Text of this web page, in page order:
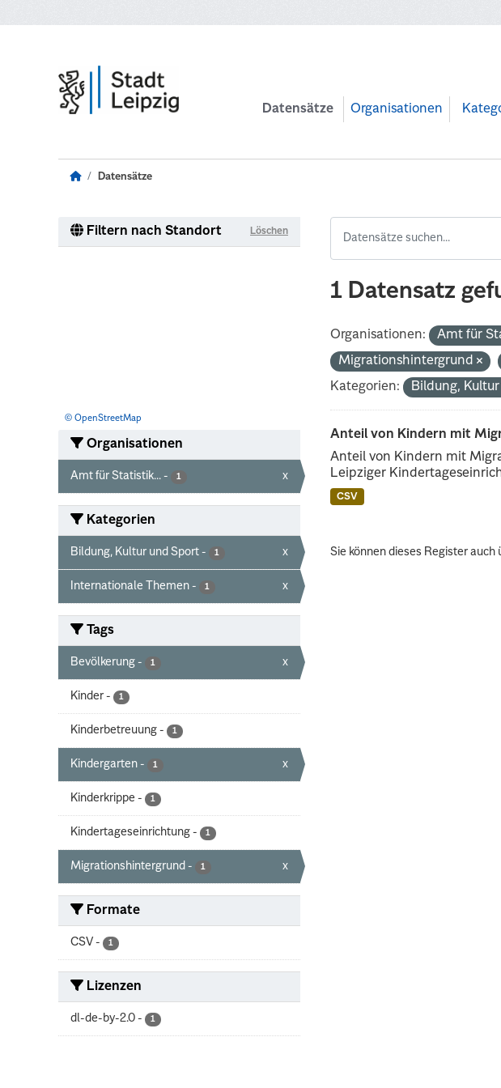
Datensätze Organisationen
Datensätze
Filtern nach Standort Löschen
© OpenStreetMap
Organisationen
Amt für Statistik... - 1 x
Kategorien
Bildung, Kultur und Sport - 1 x
Internationale Themen - 1 x
Tags
Bevölkerung - 1 x
Kinder - 1
Kinderbetreuung - 1
Kindergarten - 1 x
Kinderkrippe - 1
Kindertageseinrichtung - 1
Migrationshintergrund - 1 x
Formate
CSV - 1
Lizenzen
dl-de-by-2.0 - 1
1 Datensatz
Organisationen: Amt für
Migrationshintergrund
Kategorien:
Bildung,
Anteil von Kindern mit
Anteil von Kindern mit
Leipziger
CSV
Sie können dieses Register auch